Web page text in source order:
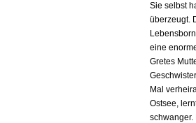
Sie selbst
überzeugt.
eine
Gretes
Mal
Ostsee,
schwanger.